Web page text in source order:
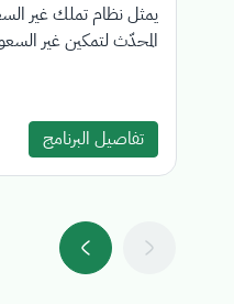
يمثل نظام تملك غير
المحدّث لتمكين غير
تفاصيل البرنامج